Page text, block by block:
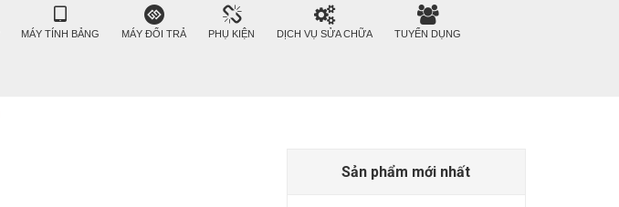
MÁY TÍNH BẢNG MÁY ĐỔI TRẢ PHỤ KIỆN DỊCH VỤ SỬA CHỮA TUYỂN DỤNG
Sản phẩm mới nhất